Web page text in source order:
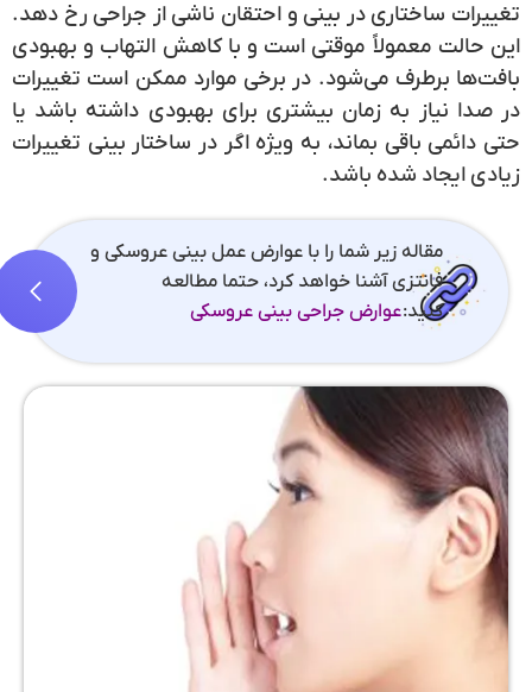
تغییرات ساختاری در بینی و احتقان ناشی از جراحی رخ دهد.
این حالت معمولاً موقتی است و با کاهش التهاب و بهبودی
بافت‌ها برطرف می‌شود. در برخی موارد ممکن است تغییرات
در صدا نیاز به زمان بیشتری برای بهبودی داشته باشد یا
حتی دائمی باقی بماند، به ویژه اگر در ساختار بینی تغییرات
زیادی ایجاد شده باشد.
مقاله زیر شما را با عوارض عمل بینی عروسکی و
فانتزی آشنا خواهد کرد، حتما مطالعه
کنید:عوارض جراحی بینی عروسکی